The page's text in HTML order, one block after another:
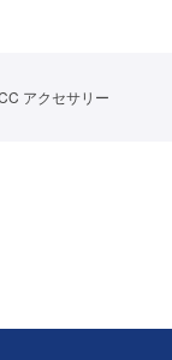
アクセサリー